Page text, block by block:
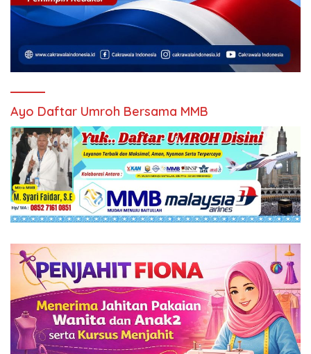
Ayo Daftar Umroh Bersama MMB